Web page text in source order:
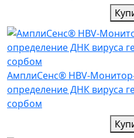
АмплиСенс® HBV-
определение ДНК вируса
сорбом